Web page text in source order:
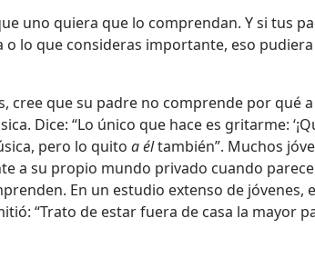
uno quiera que lo comprendan. Y si tus
o lo que consideras importante, eso
cree que su padre no comprende por qué
Dice: “Lo único que hace es gritarme:
pero lo quito a éltambién”. Muchos
a su propio mundo privado cuando
En un estudio extenso de jóvenes,
“Trato de estar fuera de casa la mayor